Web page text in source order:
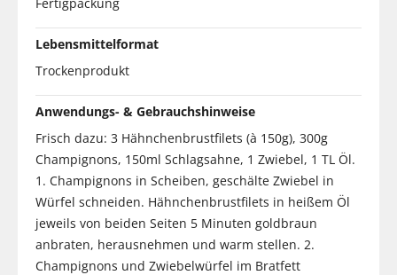
Lebensmittelformat
Trockenprodukt
Anwendungs- & Gebrauchshinweise
Frisch dazu: 3 Hähnchenbrustfilets (à 150g), 300g
Champignons, 150ml Schlagsahne, 1 Zwiebel, 1 TL Öl.
1. Champignons in Scheiben, geschälte Zwiebel in
Würfel schneiden. Hähnchenbrustfilets in heißem Öl
jeweils von beiden Seiten 5 Minuten goldbraun
anbraten, herausnehmen und warm stellen. 2.
Champignons und Zwiebelwürfel im Bratfett